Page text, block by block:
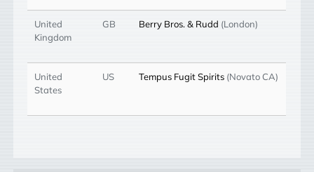
United
Kingdom
GB Berry Bros. & Rudd (London)
United
States
US Tempus Fugit Spirits (Novato CA)